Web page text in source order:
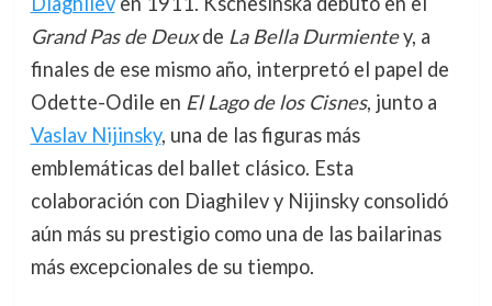
Grand Pas de Deuxde La Bella Durmientey, a
finales de ese mismo año, interpretó el papel de
Odette-Odile en El Lago de los Cisnes, junto a
Vaslav Nijinsky, una de las figuras más
emblemáticas del ballet clásico. Esta
colaboración con Diaghilev y Nijinsky consolidó
aún más su prestigio como una de las bailarinas
más excepcionales de su tiempo.